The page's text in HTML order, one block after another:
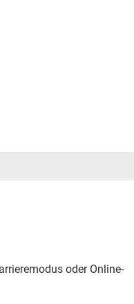
oder Online-